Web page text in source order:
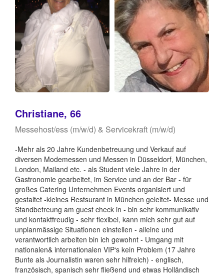
Christiane, 66
Messehost/ess (m/w/d) & Servicekraft (m/w/d)
-Mehr als 20 Jahre Kundenbetreuung und Verkauf auf
diversen Modemessen und Messen in Düsseldorf, München,
London, Mailand etc. - als Student viele Jahre in der
Gastronomie gearbeitet, im Service und an der Bar - für
großes Catering Unternehmen Events organisiert und
gestaltet -kleines Restsurant in München geleitet- Messe und
Standbetreung am guest check in - bin sehr kommunikativ
und kontaktfreudig - sehr flexibel, kann mich sehr gut auf
unplanmässige Situationen einstellen - alleine und
verantwortlich arbeiten bin ich gewohnt - Umgang mit
nationalen& internationalen VIP‘s kein Problem (17 Jahre
Bunte als Journalistin waren sehr hilfreich) - englisch,
französisch, spanisch sehr fließend und etwas Holländisch